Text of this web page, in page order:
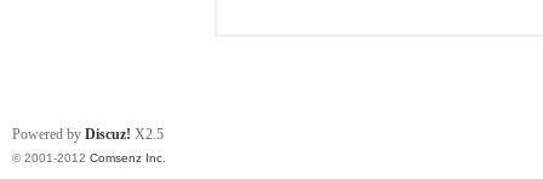
Powered by Discuz! X2.5
© 2001-2012 Comsenz Inc.